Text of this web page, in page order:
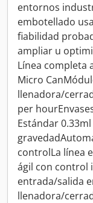
entornos
embotellado
fiabilidad
ampliar u
Línea completa
Micro
llenadora/
per
Estándar
controlLa línea
ágil con control
entrada/salida
llenadora/